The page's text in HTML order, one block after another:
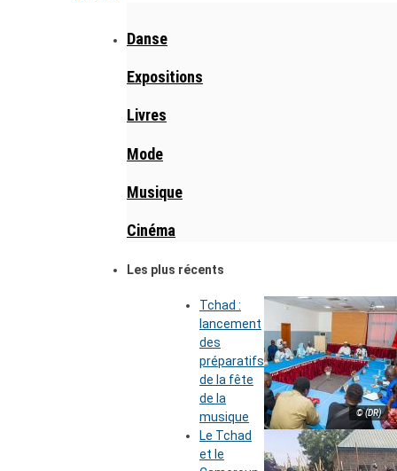
Danse
Expositions
Livres
Mode
Musique
Cinéma
Les plus récents
© (DR)
Tchad :
lancement
des
préparatifs
de la fête
de la
musique
Le Tchad
et le